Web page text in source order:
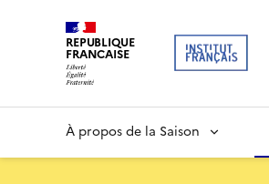
REPUBLIQUE
FRANCAISE
À propos de la Saison